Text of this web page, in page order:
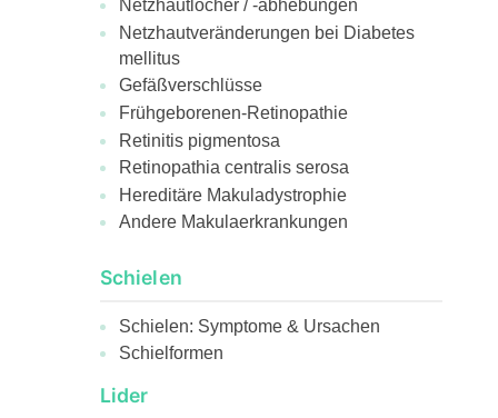
Netzhautlöcher / -abhebungen
Netzhautveränderungen bei Diabetes
mellitus
Gefäßverschlüsse
Frühgeborenen-Retinopathie
Retinitis pigmentosa
Retinopathia centralis serosa
Hereditäre Makuladystrophie
Andere Makulaerkrankungen
Schielen
Schielen: Symptome & Ursachen
Schielformen
Lider